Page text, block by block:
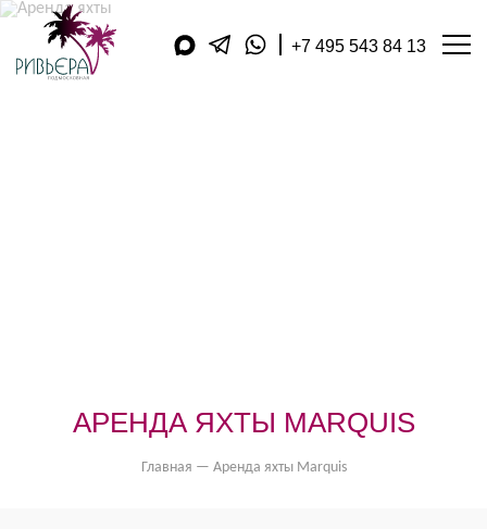
ОПЛАТА
+7 495 543 84 13
АРЕНДА ЯХТЫ MARQUIS
Главная — Аренда яхты Marquis